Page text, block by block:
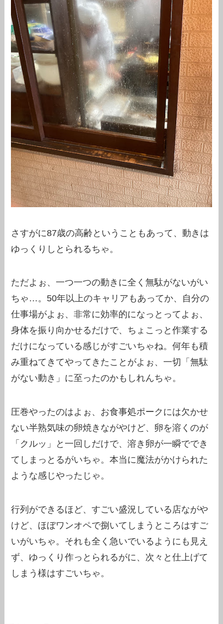
さすがに87歳の高齢ということもあって、動きは
ゆっくりしとられるちゃ。
ただよぉ、一つ一つの動きに全く無駄がないがい
ちゃ…。50年以上のキャリアもあってか、自分の
仕事場がよぉ、非常に効率的になっとってよぉ、
身体を振り向かせるだけで、ちょこっと作業する
だけになっている感じがすごいちゃね。何年も積
み重ねてきてやってきたことがよぉ、一切「無駄
がない動き」に至ったのかもしれんちゃ。
圧巻やったのはよぉ、お食事処ポークには欠かせ
ない半熟気味の卵焼きながやけど、卵を溶くのが
「クルッ」と一回しだけで、溶き卵が一瞬ででき
てしまっとるがいちゃ。本当に魔法がかけられた
ような感じやったじゃ。
行列ができるほど、すごい盛況している店ながや
けど、ほぼワンオペで捌いてしまうところはすご
いがいちゃ。それも全く急いでいるようにも見え
ず、ゆっくり作っとられるがに、次々と仕上げて
しまう様はすごいちゃ。